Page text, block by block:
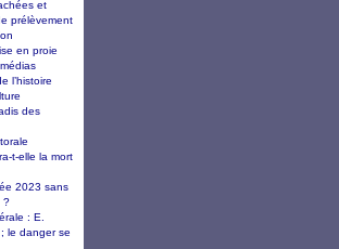
et
prélèvement
en proie
l’histoire
des
t-elle la mort
2023 sans
?
: E.
le danger se